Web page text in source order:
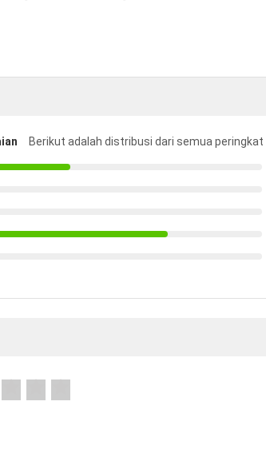
Berikut adalah distribusi dari semua peringkat